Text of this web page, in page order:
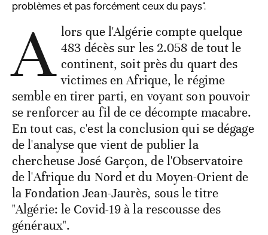
problèmes et pas forcément ceux du pays".
A lors que l'Algérie compte quelque
483 décès sur les 2.058 de tout le
continent, soit près du quart des
victimes en Afrique, le régime
semble en tirer parti, en voyant son pouvoir
se renforcer au fil de ce décompte macabre.
En tout cas, c'est la conclusion qui se dégage
de l'analyse que vient de publier la
chercheuse José Garçon, de l'Observatoire
de l'Afrique du Nord et du Moyen-Orient de
la Fondation Jean-Jaurès, sous le titre
"Algérie: le Covid-19 à la rescousse des
généraux".